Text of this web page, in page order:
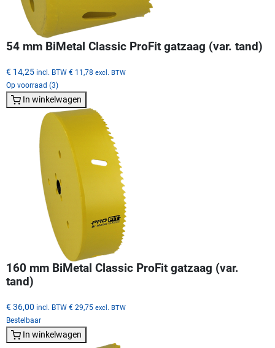
54 mm BiMetal Classic ProFit gatzaag (var. tand)
€ 14,25 incl. BTW € 11,78 excl. BTW
Op voorraad (3)
In winkelwagen
160 mm BiMetal Classic ProFit gatzaag (var.
tand)
€ 36,00 incl. BTW € 29,75 excl. BTW
Bestelbaar
In winkelwagen